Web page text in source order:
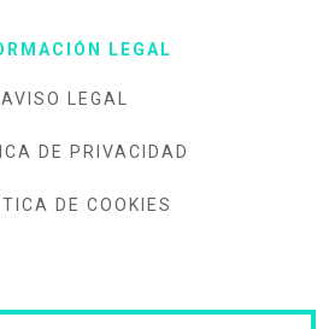
LEGAL
AVISO LEGAL
DE PRIVACIDAD
DE COOKIES